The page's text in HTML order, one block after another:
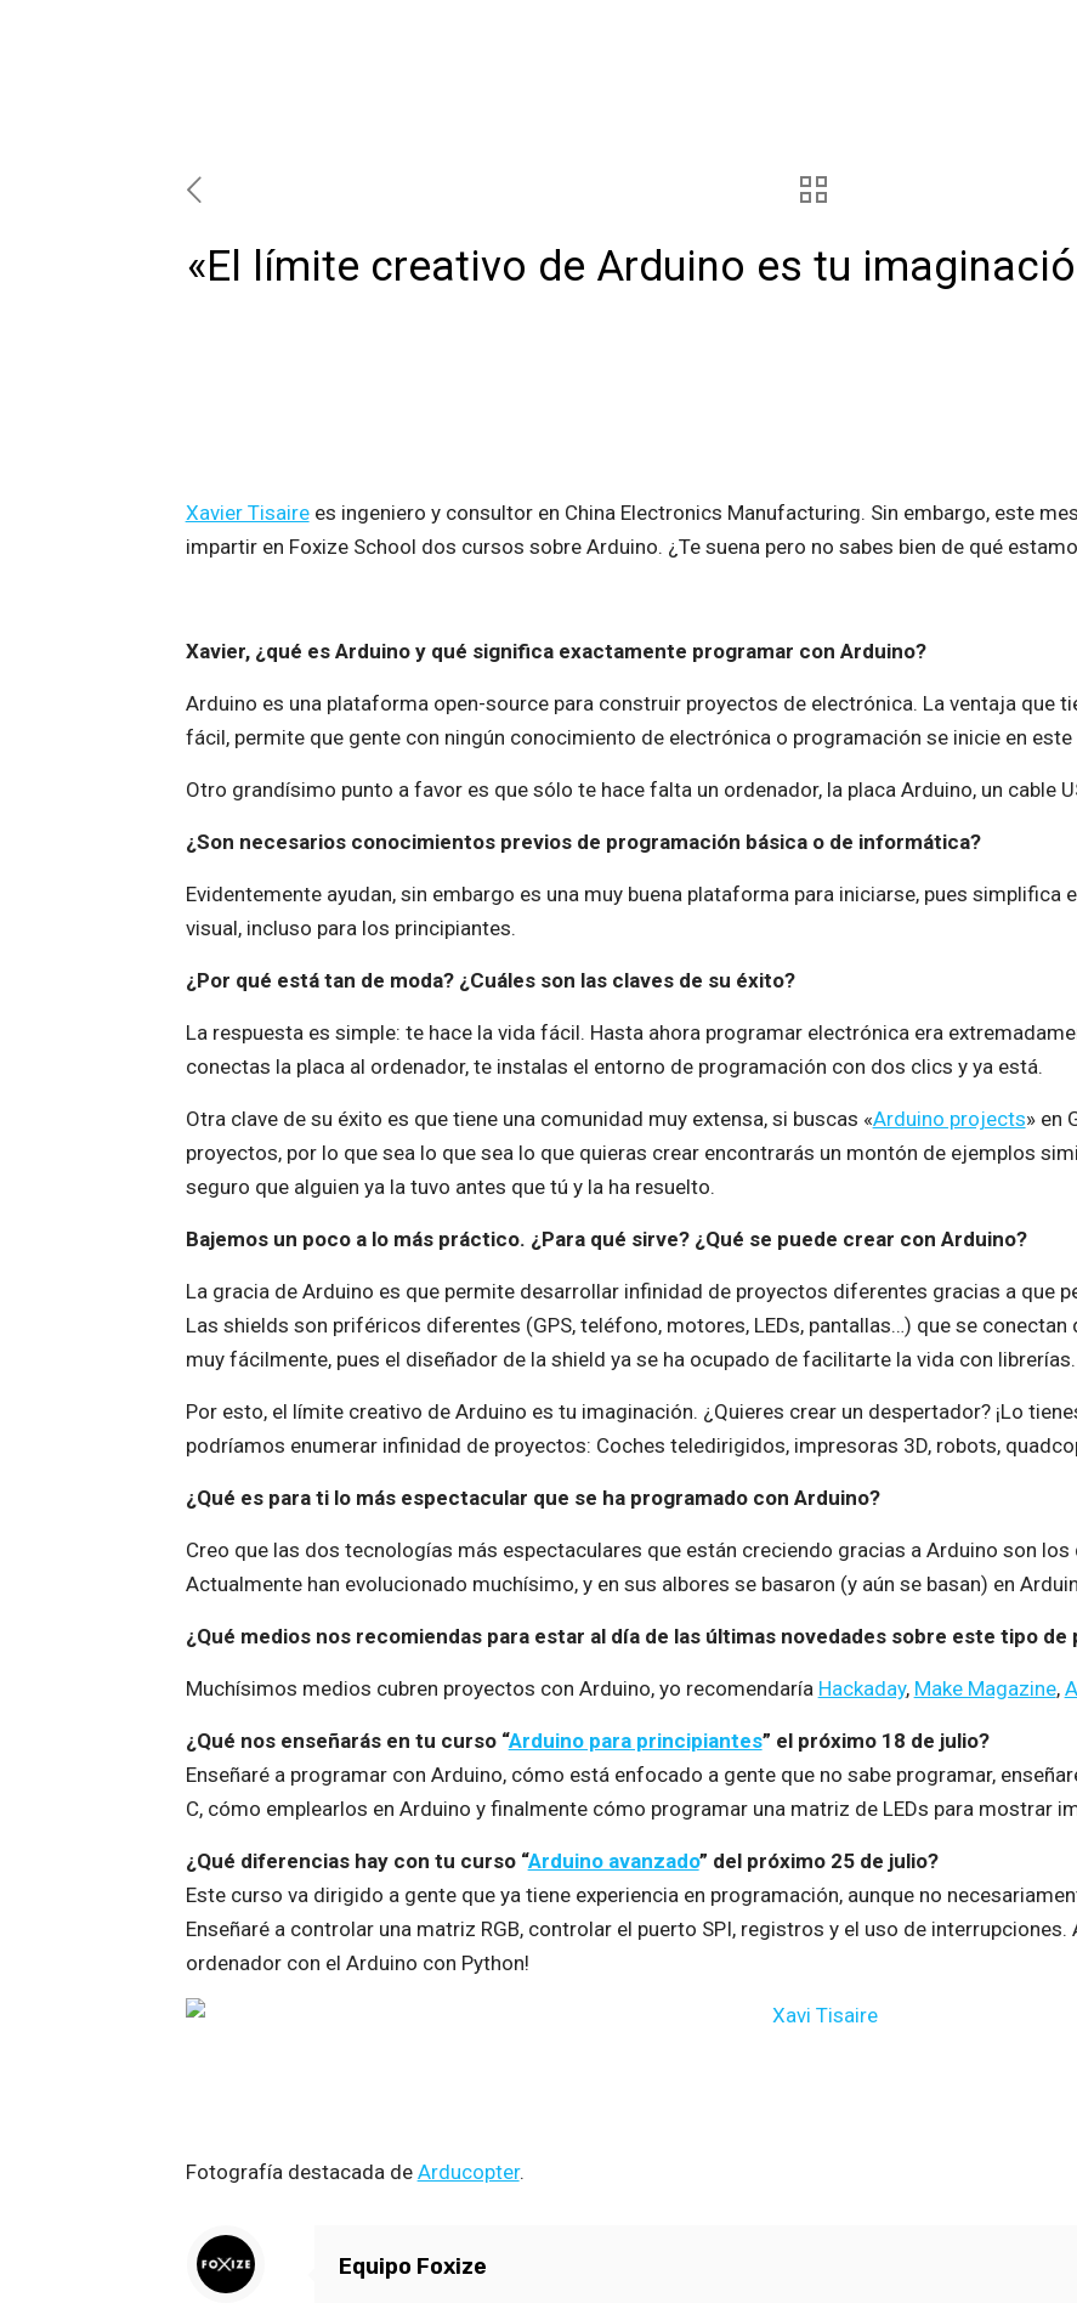
«El límite creativo de Arduino es tu
Xavier Tisairees ingeniero y consultor en China Electronics Manufacturing. Sin embargo, este
impartir en Foxize School dos cursos sobre Arduino. ¿Te suena pero no sabes bien de qué
Xavier, ¿qué es Arduino y qué significa exactamente programar con Arduino?
Arduino es una plataforma open-source para construir proyectos de electrónica. La ventaja que
fácil, permite que gente con ningún conocimiento de electrónica o programación se inicie en este
Otro grandísimo punto a favor es que sólo te hace falta un ordenador, la placa Arduino, un cable
¿Son necesarios conocimientos previos de programación básica o de informática?
Evidentemente ayudan, sin embargo es una muy buena plataforma para iniciarse, pues simplifica
visual, incluso para los principiantes.
¿Por qué está tan de moda? ¿Cuáles son las claves de su éxito?
La respuesta es simple: te hace la vida fácil. Hasta ahora programar electrónica era
conectas la placa al ordenador, te instalas el entorno de programación con dos clics y ya está.
Otra clave de su éxito es que tiene una comunidad muy extensa, si buscas «Arduino projects» en
proyectos, por lo que sea lo que sea lo que quieras crear encontrarás un montón de ejemplos
seguro que alguien ya la tuvo antes que tú y la ha resuelto.
Bajemos un poco a lo más práctico. ¿Para qué sirve? ¿Qué se puede crear con Arduino?
La gracia de Arduino es que permite desarrollar infinidad de proyectos diferentes gracias a que
Las shields son priféricos diferentes (GPS, teléfono, motores, LEDs, pantallas…) que se
muy fácilmente, pues el diseñador de la shield ya se ha ocupado de facilitarte la vida con librerías.
Por esto, el límite creativo de Arduino es tu imaginación. ¿Quieres crear un despertador? ¡Lo
podríamos enumerar infinidad de proyectos: Coches teledirigidos, impresoras 3D, robots,
¿Qué es para ti lo más espectacular que se ha programado con Arduino?
Creo que las dos tecnologías más espectaculares que están creciendo gracias a Arduino son
Actualmente han evolucionado muchísimo, y en sus albores se basaron (y aún se basan) en
¿Qué medios nos recomiendas para estar al día de las últimas novedades sobre este tipo de
Muchísimos medios cubren proyectos con Arduino, yo recomendaría Hackaday, Make Magazine,
¿Qué nos enseñarás en tu curso “Arduino para principiantes” el próximo 18 de julio?
Enseñaré a programar con Arduino, cómo está enfocado a gente que no sabe programar,
C, cómo emplearlos en Arduino y finalmente cómo programar una matriz de LEDs para mostrar
¿Qué diferencias hay con tu curso “Arduino avanzado” del próximo 25 de julio?
Este curso va dirigido a gente que ya tiene experiencia en programación, aunque no
Enseñaré a controlar una matriz RGB, controlar el puerto SPI, registros y el uso de
ordenador con el Arduino con Python!
Fotografía destacada de Arducopter.
Equipo Foxize